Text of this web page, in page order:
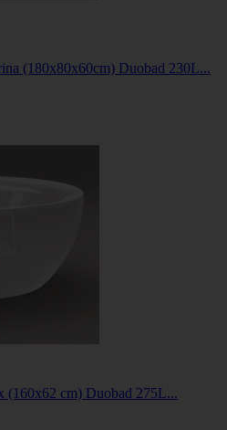
(180x80x60cm) Duobad 230L...
(160x62 cm) Duobad 275L...